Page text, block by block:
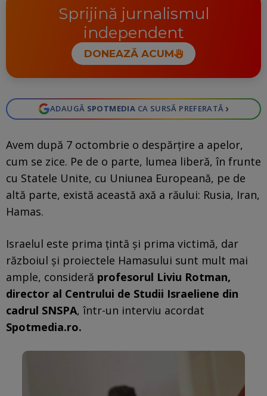
Sprijină jurnalismul
independent
DONEAZĂ ACUM
ADAUGĂ SPOTMEDIA CA SURSĂ PREFERATĂ ›
Avem după 7 octombrie o despărțire a apelor,
cum se zice. Pe de o parte, lumea liberă, în frunte
cu Statele Unite, cu Uniunea Europeană, pe de
altă parte, există această axă a răului: Rusia, Iran,
Hamas.
Israelul este prima țintă și prima victimă, dar
războiul și proiectele Hamasului sunt mult mai
ample, consideră profesorul Liviu Rotman,
director al Centrului de Studii Israeliene din
cadrul SNSPA, într-un interviu acordat
Spotmedia.ro.